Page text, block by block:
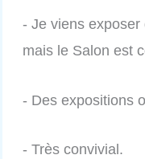
- Je viens
mais le Salon est
- Des expositions
- Très convivial.